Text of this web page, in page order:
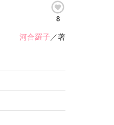
8
河合羅子 ／著